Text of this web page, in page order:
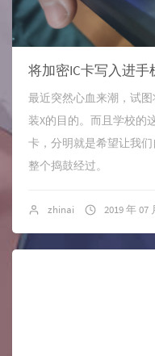
将加密IC卡写入进手
最近突然心血来潮，试
装X的目的。而且学校的
卡，分明就是希望让我
整个捣鼓经过。
zhinai 2019 年 07